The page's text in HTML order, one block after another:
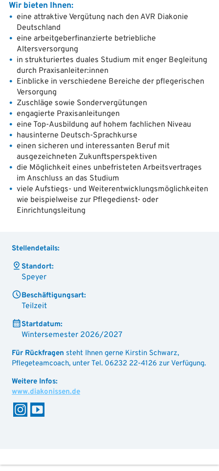
Wir bieten Ihnen:
eine attraktive Vergütung nach den AVR Diakonie
Deutschland
eine arbeitgeberfinanzierte betriebliche
Altersversorgung
in strukturiertes duales Studium mit enger Begleitung
durch Praxisanleiter:innen
Einblicke in verschiedene Bereiche der pflegerischen
Versorgung
Zuschläge sowie Sondervergütungen
engagierte Praxisanleitungen
eine Top-Ausbildung auf hohem fachlichen Niveau
hausinterne Deutsch-Sprachkurse
einen sicheren und interessanten Beruf mit
ausgezeichneten Zukunftsperspektiven
die Möglichkeit eines unbefristeten Arbeitsvertrages
im Anschluss an das Studium
viele Aufstiegs- und Weiterentwicklungsmöglichkeiten
wie beispielweise zur Pflegedienst- oder
Einrichtungsleitung
Stellendetails:
Standort:
Speyer
Beschäftigungsart:
Teilzeit
Startdatum:
Wintersemester 2026/2027
Für Rückfragen steht Ihnen gerne Kirstin Schwarz,
Pflegeteamcoach, unter Tel. 06232 22-4126 zur Verfügung.
www.diakonissen.de